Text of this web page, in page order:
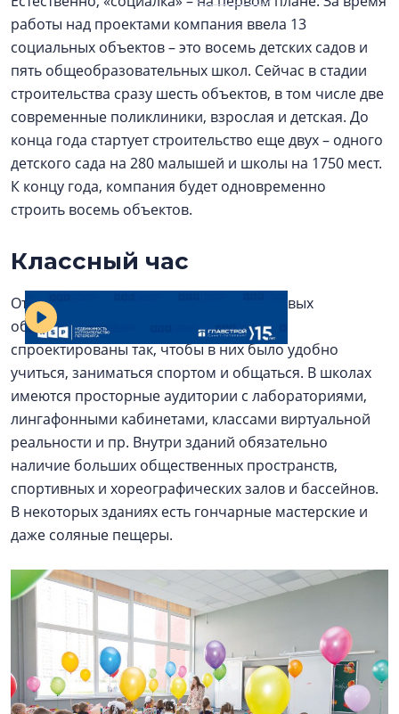
работы над проектами компания ввела 13
социальных объектов – это восемь детских садов и
пять общеобразовательных школ. Сейчас в стадии
строительства сразу шесть объектов, в том числе две
современные поликлиники, взрослая и детская. До
конца года стартует строительство еще двух – одного
детского сада на 280 малышей и школы на 1750 мест.
К концу года, компания будет одновременно
строить восемь объектов.
Классный час
Отдельная тема – умная архитектура новых
образовательных учреждений. Здания
спроектированы так, чтобы в них было удобно
учиться, заниматься спортом и общаться. В школах
имеются просторные аудитории с лабораториями,
лингафонными кабинетами, классами виртуальной
реальности и пр. Внутри зданий обязательно
наличие больших общественных пространств,
спортивных и хореографических залов и бассейнов.
В некоторых зданиях есть гончарные мастерские и
даже соляные пещеры.